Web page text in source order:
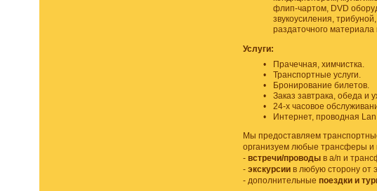
флип-чартом, DVD
звукоусиления,
раздаточного
Услуги:
•
Прачечная, химчистка.
•
Транспортные услуги.
•
Бронирование билетов.
•
Заказ завтрака, обеда и
•
24-х часовое
•
Интернет, проводная
Мы предоставляем
организуем любые трансферы и
- встречи/проводы в а/п и
- экскурсии в любую сторону от
- дополнительные поездки и